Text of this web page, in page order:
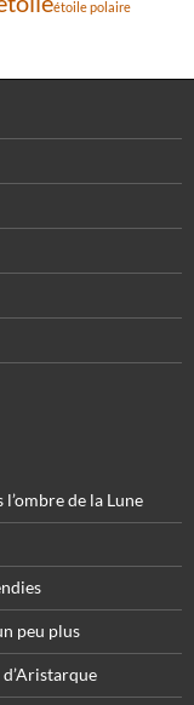
étoile polaire
de la Lune
peu plus